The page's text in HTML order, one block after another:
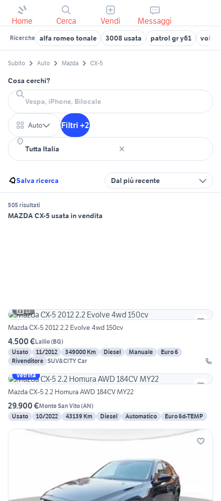
Home Cerca Vendi Messaggi
Ricerche alfa romeo tonale 3008 usata patrol gr y61
Subito Auto Mazda CX-5
Cosa cerchi?
Auto Filtri +2
Salva ricerca Dal più recente
505 risultati
MAZDA CX-5 usata in vendita
13
Mazda CX-5 2012 2.2 Evolve 4wd 150cv
4.500 €Lallio(BG)
Usato
11/2012 349000 Km Diesel Manuale
Euro 6
Rivenditore SUV&CITY Car
Vetrina
Mazda CX-5 2.2 Homura AWD 184CV MY22
29.900 €Monte San Vito(AN)
Usato
10/2022 43139 Km Diesel Automatico Euro 6d-TEMP